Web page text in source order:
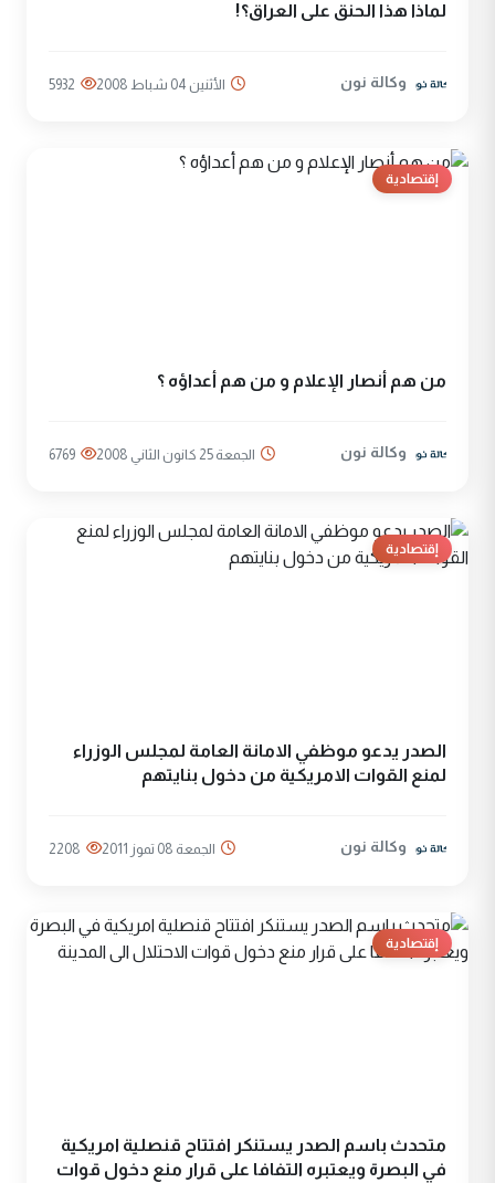
لماذا هذا الحنق على العراق؟!
وكالة نون الأثنين 04 شباط 2008 5932
إقتصادية
من هم أنصار الإعلام و من هم أعداؤه ؟
وكالة نون الجمعة 25 كانون الثاني 2008 6769
إقتصادية
الصدر يدعو موظفي الامانة العامة لمجلس الوزراء
لمنع القوات الامريكية من دخول بنايتهم
وكالة نون الجمعة 08 تموز 2011 2208
إقتصادية
متحدث باسم الصدر يستنكر افتتاح قنصلية امريكية
في البصرة ويعتبره التفافا على قرار منع دخول قوات